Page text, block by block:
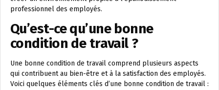
professionnel des employés.
Qu’est-ce qu’une bonne
condition de travail ?
Une bonne condition de travail comprend plusieurs aspects
qui contribuent au bien-être et à la satisfaction des employés.
Voici quelques éléments clés d’une bonne condition de travail :